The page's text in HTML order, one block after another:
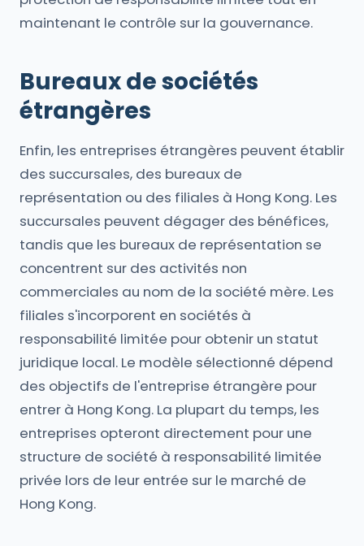
maintenant le contrôle sur la gouvernance.
Bureaux de sociétés
étrangères
Enfin, les entreprises étrangères peuvent établir
des succursales, des bureaux de
représentation ou des filiales à Hong Kong. Les
succursales peuvent dégager des bénéfices,
tandis que les bureaux de représentation se
concentrent sur des activités non
commerciales au nom de la société mère. Les
filiales s'incorporent en sociétés à
responsabilité limitée pour obtenir un statut
juridique local. Le modèle sélectionné dépend
des objectifs de l'entreprise étrangère pour
entrer à Hong Kong. La plupart du temps, les
entreprises opteront directement pour une
structure de société à responsabilité limitée
privée lors de leur entrée sur le marché de
Hong Kong.